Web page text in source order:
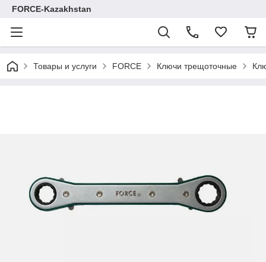
FORCE-Kazakhstan
Товары и услуги FORCE Ключи трещоточные